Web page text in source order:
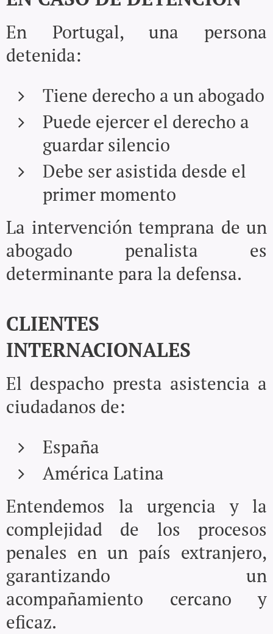
En Portugal, una persona
detenida:
Tiene derecho a un abogado
Puede ejercer el derecho a
guardar silencio
Debe ser asistida desde el
primer momento
La intervención temprana de un
abogado penalista es
determinante para la defensa.
CLIENTES
INTERNACIONALES
El despacho presta asistencia a
ciudadanos de:
España
América Latina
Entendemos la urgencia y la
complejidad de los procesos
penales en un país extranjero,
garantizando un
acompañamiento cercano y
eficaz.